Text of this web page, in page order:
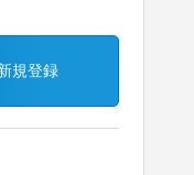
規登録